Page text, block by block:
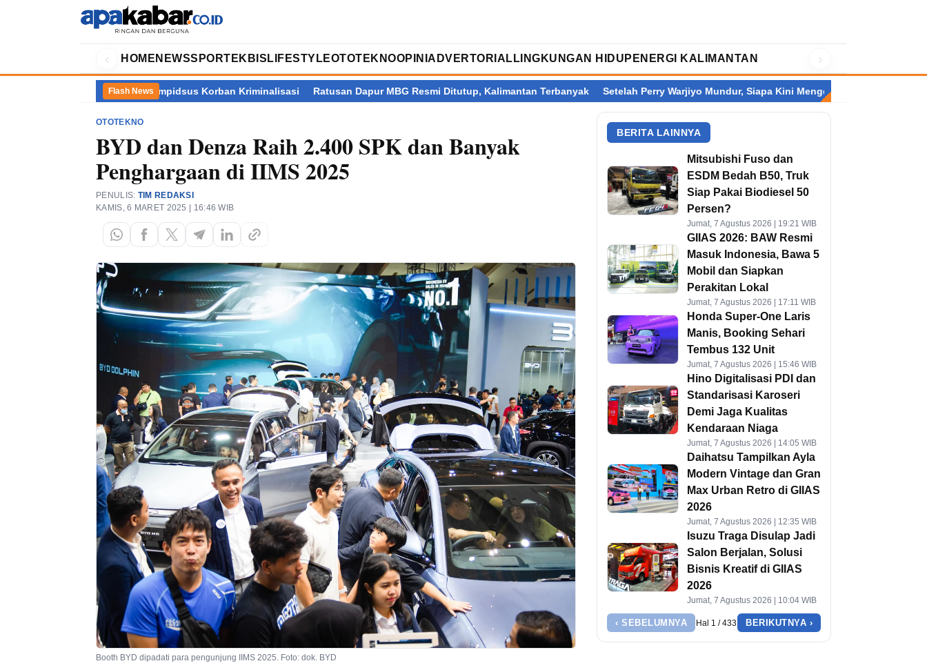
‹ HOME NEWSSPORT EKBIS LIFESTYLEOTOTEKNOOPINI ADVERTORIAL LINGKUNGAN HIDUP ENERGI KALIMANTAN ›
Flash News
Argumen Eks Jampidsus Korban Kriminalisasi Ratusan Dapur MBG Resmi Ditutup, Kalimantan Terbanyak Setelah Perry Warjiyo Mundur, Siapa Kini Mengendalikan Bank Indonesia?
OTOTEKNO
BYD dan Denza Raih 2.400 SPK dan Banyak
Penghargaan di IIMS 2025
PENULIS: TIM REDAKSI
KAMIS, 6 MARET 2025 | 16:46 WIB
Booth BYD dipadati para pengunjung IIMS 2025. Foto: dok. BYD
BERITA LAINNYA
Mitsubishi Fuso dan
ESDM Bedah B50, Truk
Siap Pakai Biodiesel 50
Persen?
Jumat, 7 Agustus 2026 | 19:21 WIB
GIIAS 2026: BAW Resmi
Masuk Indonesia, Bawa 5
Mobil dan Siapkan
Perakitan Lokal
Jumat, 7 Agustus 2026 | 17:11 WIB
Honda Super-One Laris
Manis, Booking Sehari
Tembus 132 Unit
Jumat, 7 Agustus 2026 | 15:46 WIB
Hino Digitalisasi PDI dan
Standarisasi Karoseri
Demi Jaga Kualitas
Kendaraan Niaga
Jumat, 7 Agustus 2026 | 14:05 WIB
Daihatsu Tampilkan Ayla
Modern Vintage dan Gran
Max Urban Retro di GIIAS
2026
Jumat, 7 Agustus 2026 | 12:35 WIB
Isuzu Traga Disulap Jadi
Salon Berjalan, Solusi
Bisnis Kreatif di GIIAS
2026
Jumat, 7 Agustus 2026 | 10:04 WIB
‹ SEBELUMNYA Hal 1 / 433 BERIKUTNYA ›